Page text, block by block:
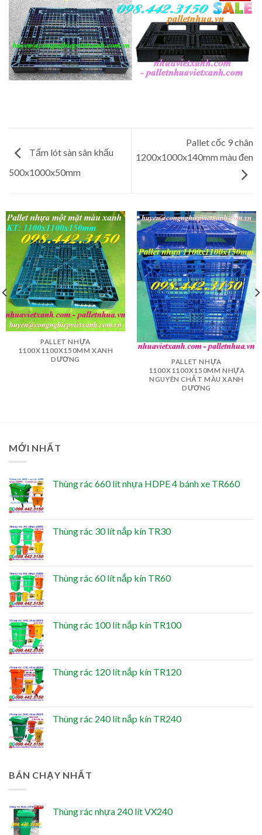
Tấm lót sàn sân khấu
500x1000x50mm
Pallet cốc 9 chân
1200x1000x140mm màu đen
PALLET NHỰA
1100X1100X150MM XANH
DƯƠNG
PALLET NHỰA
1100X1100X150MM NHỰA
NGUYÊN CHẤT MÀU XANH
DƯƠNG
MỚI NHẤT
Thùng rác 660 lít nhựa HDPE 4 bánh xe TR660
Thùng rác 30 lít nắp kín TR30
Thùng rác 60 lít nắp kín TR60
Thùng rác 100 lít nắp kín TR100
Thùng rác 120 lít nắp kín TR120
Thùng rác 240 lít nắp kín TR240
BÁN CHẠY NHẤT
Thùng rác nhựa 240 lít VX240